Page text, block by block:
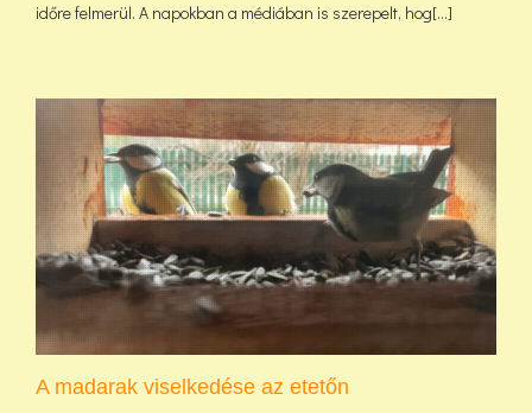
időre felmerül. A napokban a médiában is szerepelt, hog[...]
A madarak viselkedése az etetőn